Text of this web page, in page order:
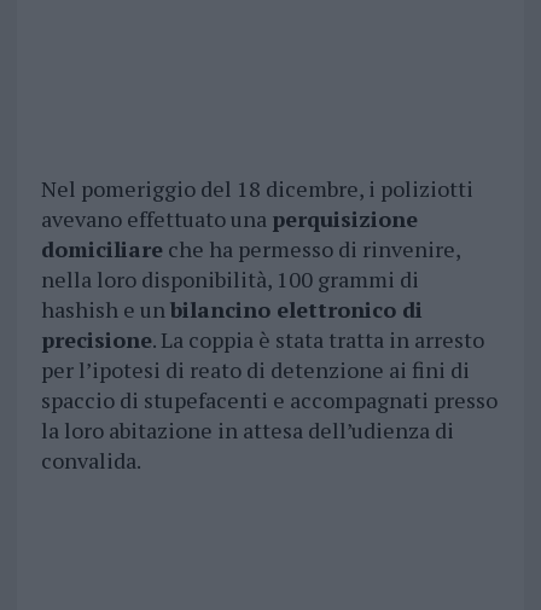
Nel pomeriggio del 18 dicembre, i poliziotti
avevano effettuato una perquisizione
domiciliareche ha permesso di rinvenire,
nella loro disponibilità, 100 grammi di
hashish e unbilancino elettronico di
precisione. La coppia è stata tratta in arresto
per l’ipotesi di reato di detenzione ai fini di
spaccio di stupefacenti e accompagnati presso
la loro abitazione in attesa dell’udienza di
convalida.